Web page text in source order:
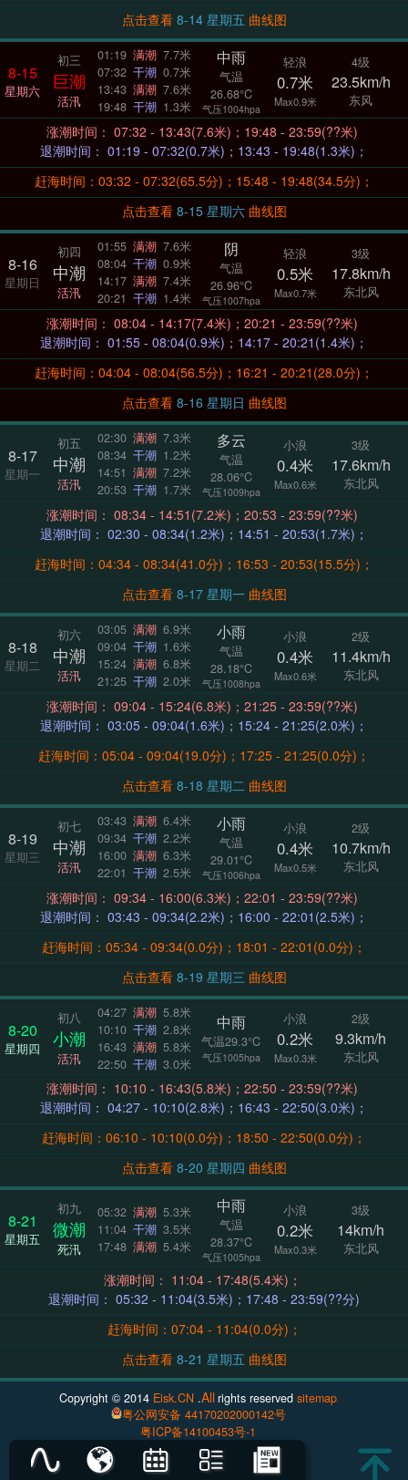
点击查看
8-14 星期五 曲线图
8-15
星期六
初三
巨潮
活汛
01:19 满潮 7.7米
07:32 干潮 0.7米
13:43 满潮 7.6米
19:48 干潮 1.3米
中雨
气温
26.68°C
气压1004hpa
轻浪
0.7米
Max0.9米
4级
23.5km/h
东风
涨潮时间： 07:32 - 13:43(7.6米)；19:48 - 23:59(??米)
退潮时间： 01:19 - 07:32(0.7米)；13:43 - 19:48(1.3米)；
赶海时间：03:32 - 07:32(65.5分)；15:48 - 19:48(34.5分)；
点击查看
8-15 星期六 曲线图
8-16
星期日
初四
中潮
活汛
01:55 满潮 7.6米
08:04 干潮 0.9米
14:17 满潮 7.4米
20:21 干潮 1.4米
阴
气温
26.96°C
气压1007hpa
轻浪
0.5米
Max0.7米
3级
17.8km/h
东北风
涨潮时间： 08:04 - 14:17(7.4米)；20:21 - 23:59(??米)
退潮时间： 01:55 - 08:04(0.9米)；14:17 - 20:21(1.4米)；
赶海时间：04:04 - 08:04(56.5分)；16:21 - 20:21(28.0分)；
点击查看
8-16 星期日 曲线图
8-17
星期一
初五
中潮
活汛
02:30 满潮 7.3米
08:34 干潮 1.2米
14:51 满潮 7.2米
20:53 干潮 1.7米
多云
气温
28.06°C
气压1009hpa
小浪
0.4米
Max0.6米
3级
17.6km/h
东北风
涨潮时间： 08:34 - 14:51(7.2米)；20:53 - 23:59(??米)
退潮时间： 02:30 - 08:34(1.2米)；14:51 - 20:53(1.7米)；
赶海时间：04:34 - 08:34(41.0分)；16:53 - 20:53(15.5分)；
点击查看
8-17 星期一 曲线图
8-18
星期二
初六
中潮
活汛
03:05 满潮 6.9米
09:04 干潮 1.6米
15:24 满潮 6.8米
21:25 干潮 2.0米
小雨
气温
28.18°C
气压1008hpa
小浪
0.4米
Max0.6米
2级
11.4km/h
东北风
涨潮时间： 09:04 - 15:24(6.8米)；21:25 - 23:59(??米)
退潮时间： 03:05 - 09:04(1.6米)；15:24 - 21:25(2.0米)；
赶海时间：05:04 - 09:04(19.0分)；17:25 - 21:25(0.0分)；
点击查看
8-18 星期二 曲线图
8-19
星期三
初七
中潮
活汛
03:43 满潮 6.4米
09:34 干潮 2.2米
16:00 满潮 6.3米
22:01 干潮 2.5米
小雨
气温
29.01°C
气压1006hpa
小浪
0.4米
Max0.5米
2级
10.7km/h
东北风
涨潮时间： 09:34 - 16:00(6.3米)；22:01 - 23:59(??米)
退潮时间： 03:43 - 09:34(2.2米)；16:00 - 22:01(2.5米)；
赶海时间：05:34 - 09:34(0.0分)；18:01 - 22:01(0.0分)；
点击查看
8-19 星期三 曲线图
8-20
星期四
初八
小潮
活汛
04:27 满潮 5.8米
10:10 干潮 2.8米
16:43 满潮 5.8米
22:50 干潮 3.0米
中雨
气温29.3°C
气压1005hpa
小浪
0.2米
Max0.3米
2级
9.3km/h
东北风
涨潮时间： 10:10 - 16:43(5.8米)；22:50 - 23:59(??米)
退潮时间： 04:27 - 10:10(2.8米)；16:43 - 22:50(3.0米)；
赶海时间：06:10 - 10:10(0.0分)；18:50 - 22:50(0.0分)；
点击查看
8-20 星期四 曲线图
8-21
星期五
初九
微潮
死汛
05:32 满潮 5.3米
11:04 干潮 3.5米
17:48 满潮 5.4米
中雨
气温
28.37°C
气压1005hpa
小浪
0.2米
Max0.3米
3级
14km/h
东北风
涨潮时间： 11:04 - 17:48(5.4米)；
退潮时间： 05:32 - 11:04(3.5米)；17:48 - 23:59(??分)
赶海时间：07:04 - 11:04(0.0分)；
点击查看
8-21 星期五 曲线图
Copyright © 2014 Eisk.CN .Allrights reservedsitemap
粤公网安备 44170202000142号
粤ICP备14100453号-1